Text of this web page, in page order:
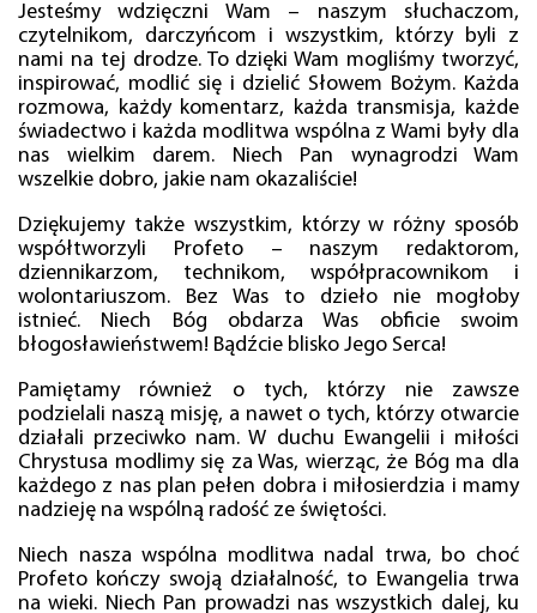
Jesteśmy wdzięczni Wam – naszym słuchaczom,
czytelnikom, darczyńcom i wszystkim, którzy byli z
nami na tej drodze. To dzięki Wam mogliśmy tworzyć,
inspirować, modlić się i dzielić Słowem Bożym. Każda
rozmowa, każdy komentarz, każda transmisja, każde
świadectwo i każda modlitwa wspólna z Wami były dla
nas wielkim darem. Niech Pan wynagrodzi Wam
wszelkie dobro, jakie nam okazaliście!
Dziękujemy także wszystkim, którzy w różny sposób
współtworzyli Profeto – naszym redaktorom,
dziennikarzom, technikom, współpracownikom i
wolontariuszom. Bez Was to dzieło nie mogłoby
istnieć. Niech Bóg obdarza Was obficie swoim
błogosławieństwem! Bądźcie blisko Jego Serca!
Pamiętamy również o tych, którzy nie zawsze
podzielali naszą misję, a nawet o tych, którzy otwarcie
działali przeciwko nam. W duchu Ewangelii i miłości
Chrystusa modlimy się za Was, wierząc, że Bóg ma dla
każdego z nas plan pełen dobra i miłosierdzia i mamy
nadzieję na wspólną radość ze świętości.
Niech nasza wspólna modlitwa nadal trwa, bo choć
Profeto kończy swoją działalność, to Ewangelia trwa
na wieki. Niech Pan prowadzi nas wszystkich dalej, ku